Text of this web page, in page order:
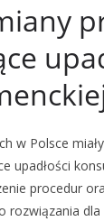
w Polsce
upadłości
procedur
rozwiązania dla